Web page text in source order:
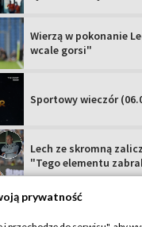
Wierzą w pokonanie
wcale gorsi"
Sportowy wieczór
Lech ze skromną
"Tego elementu
prywatność